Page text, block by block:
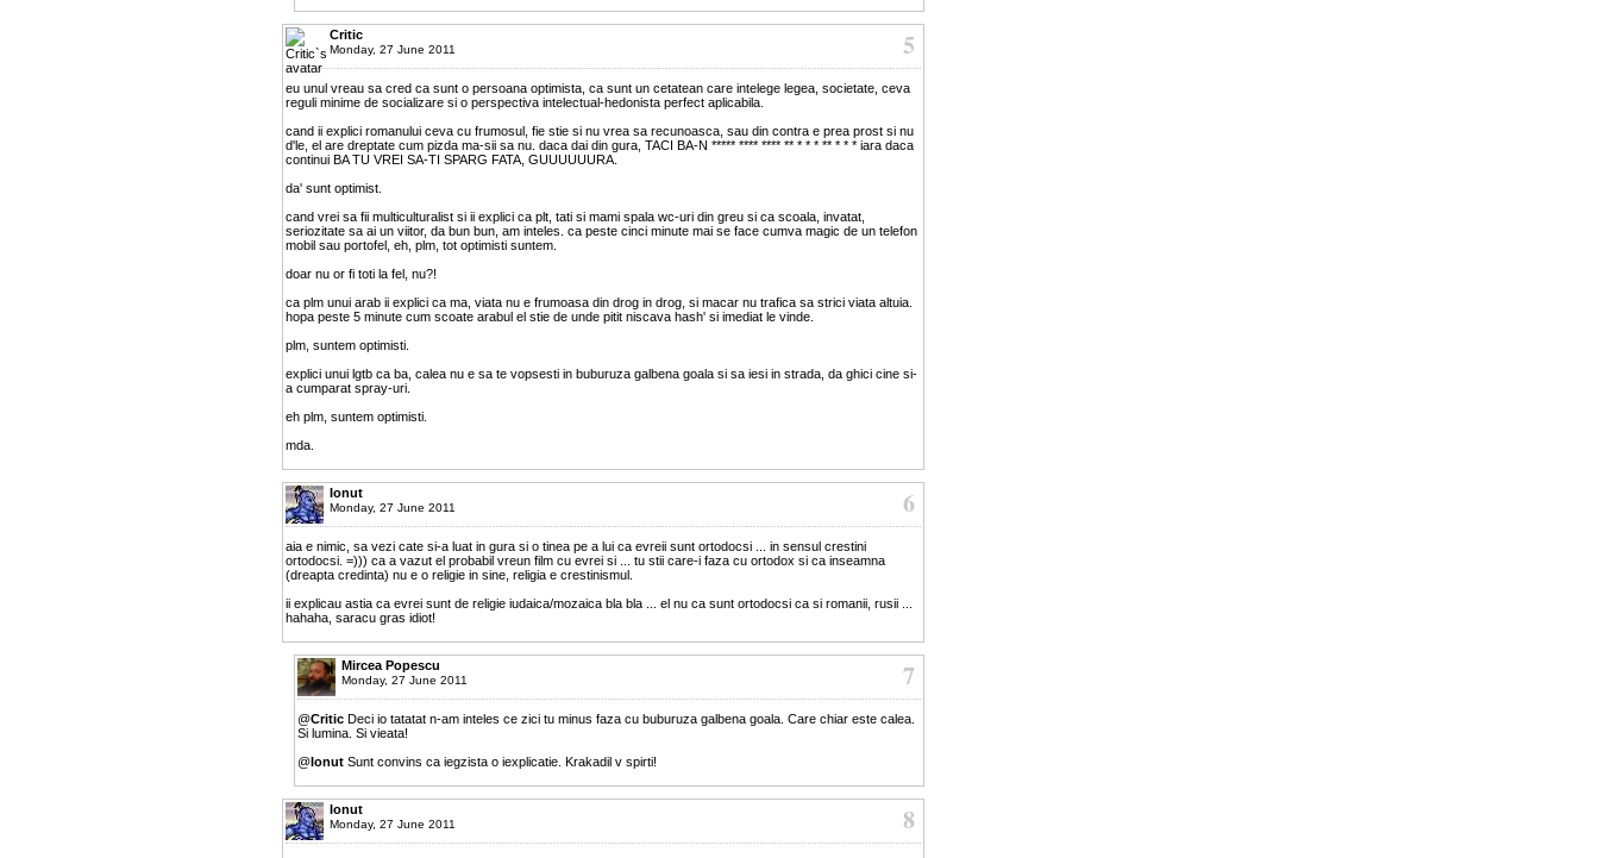
5
Critic
Monday, 27 June 2011
eu unul vreau sa cred ca sunt o persoana optimista, ca sunt un cetatean care intelege legea, societate, ceva
reguli minime de socializare si o perspectiva intelectual-hedonista perfect aplicabila.
cand ii explici romanului ceva cu frumosul, fie stie si nu vrea sa recunoasca, sau din contra e prea prost si nu
d'le, el are dreptate cum pizda ma-sii sa nu. daca dai din gura, TACI BA-N ***** **** **** ** * * * ** * * * iara daca
continui BA TU VREI SA-TI SPARG FATA, GUUUUUURA.
da' sunt optimist.
cand vrei sa fii multiculturalist si ii explici ca plt, tati si mami spala wc-uri din greu si ca scoala, invatat,
seriozitate sa ai un viitor, da bun bun, am inteles. ca peste cinci minute mai se face cumva magic de un telefon
mobil sau portofel, eh, plm, tot optimisti suntem.
doar nu or fi toti la fel, nu?!
ca plm unui arab ii explici ca ma, viata nu e frumoasa din drog in drog, si macar nu trafica sa strici viata altuia.
hopa peste 5 minute cum scoate arabul el stie de unde pitit niscava hash' si imediat le vinde.
plm, suntem optimisti.
explici unui lgtb ca ba, calea nu e sa te vopsesti in buburuza galbena goala si sa iesi in strada, da ghici cine si-
a cumparat spray-uri.
eh plm, suntem optimisti.
mda.
6
Ionut
Monday, 27 June 2011
aia e nimic, sa vezi cate si-a luat in gura si o tinea pe a lui ca evreii sunt ortodocsi ... in sensul crestini
ortodocsi. =))) ca a vazut el probabil vreun film cu evrei si ... tu stii care-i faza cu ortodox si ca inseamna
(dreapta credinta) nu e o religie in sine, religia e crestinismul.
ii explicau astia ca evrei sunt de religie iudaica/mozaica bla bla ... el nu ca sunt ortodocsi ca si romanii, rusii ...
hahaha, saracu gras idiot!
7
Mircea Popescu
Monday, 27 June 2011
@Critic Deci io tatatat n-am inteles ce zici tu minus faza cu buburuza galbena goala. Care chiar este calea.
Si lumina. Si vieata!
@Ionut Sunt convins ca iegzista o iexplicatie. Krakadil v spirti!
8
Ionut
Monday, 27 June 2011